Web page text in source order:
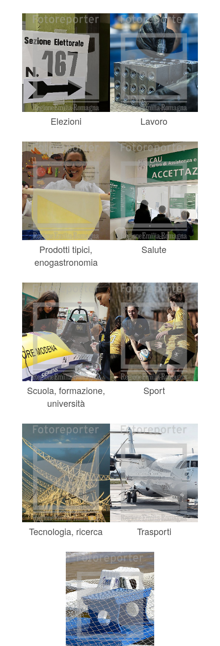
Elezioni Lavoro
Prodotti tipici,
enogastronomia
Salute
Scuola, formazione,
università
Sport
Tecnologia, ricerca Trasporti